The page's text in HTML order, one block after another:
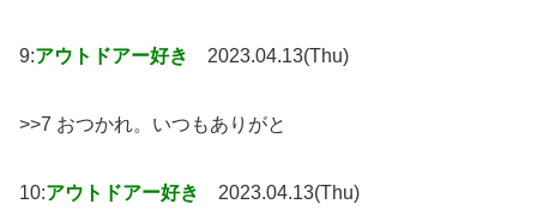
9:アウトドアー好き 2023.04.13(Thu)
>>7 おつかれ。いつもありがと
10:アウトドアー好き 2023.04.13(Thu)